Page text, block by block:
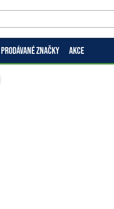
PRODÁVANÉ ZNAČKY AKCE